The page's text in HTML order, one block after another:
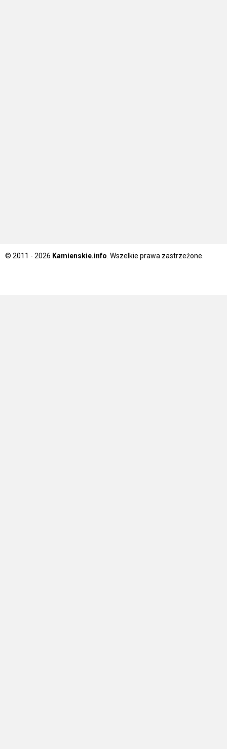
© 2011 - 2026 Kamienskie.info . Wszelkie prawa zastrzeżone.